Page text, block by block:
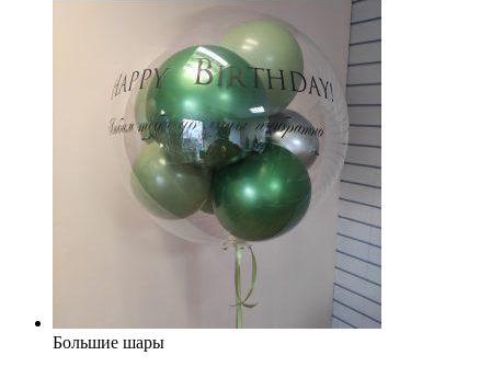
Большие шары